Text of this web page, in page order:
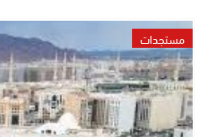
مستجدات